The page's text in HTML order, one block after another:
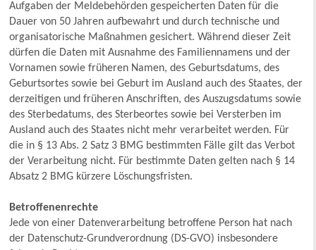
Aufgaben der Meldebehörden gespeicherten Daten für die
Dauer von 50 Jahren aufbewahrt und durch technische und
organisatorische Maßnahmen gesichert. Während dieser Zeit
dürfen die Daten mit Ausnahme des Familiennamens und der
Vornamen sowie früheren Namen, des Geburtsdatums, des
Geburtsortes sowie bei Geburt im Ausland auch des Staates, der
derzeitigen und früheren Anschriften, des Auszugsdatums sowie
des Sterbedatums, des Sterbeortes sowie bei Versterben im
Ausland auch des Staates nicht mehr verarbeitet werden. Für
die in § 13 Abs. 2 Satz 3 BMG bestimmten Fälle gilt das Verbot
der Verarbeitung nicht. Für bestimmte Daten gelten nach § 14
Absatz 2 BMG kürzere Löschungsfristen.
Betroffenenrechte
Jede von einer Datenverarbeitung betroffene Person hat nach
der Datenschutz-Grundverordnung (DS-GVO) insbesondere